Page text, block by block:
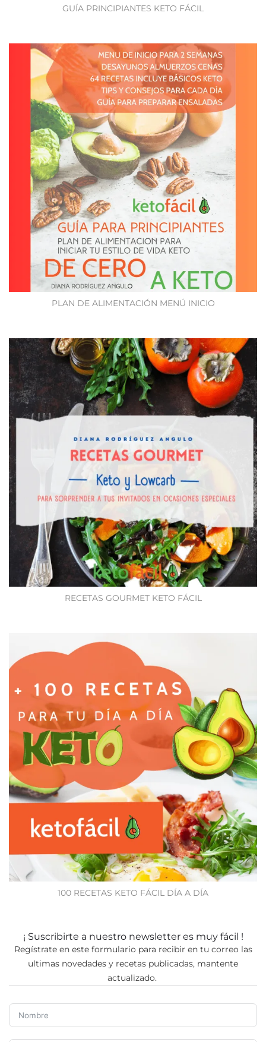
GUÍA PRINCIPIANTES KETO FÁCIL
PLAN DE ALIMENTACIÓN MENÚ INICIO
RECETAS GOURMET KETO FÁCIL
100 RECETAS KETO FÁCIL DÍA A DÍA
¡ Suscribirte a nuestro newsletter es muy fácil !
Regístrate en este formulario para recibir en tu correo las
ultimas novedades y recetas publicadas, mantente
actualizado.